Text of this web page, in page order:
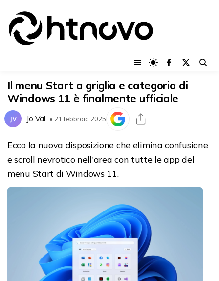
Il menu Start a griglia e categoria di
Windows 11 è finalmente ufficiale
JV Jo Val • 21 febbraio 2025
Ecco la nuova disposizione che elimina confusione
e scroll nevrotico nell'area con tutte le app del
menu Start di Windows 11.